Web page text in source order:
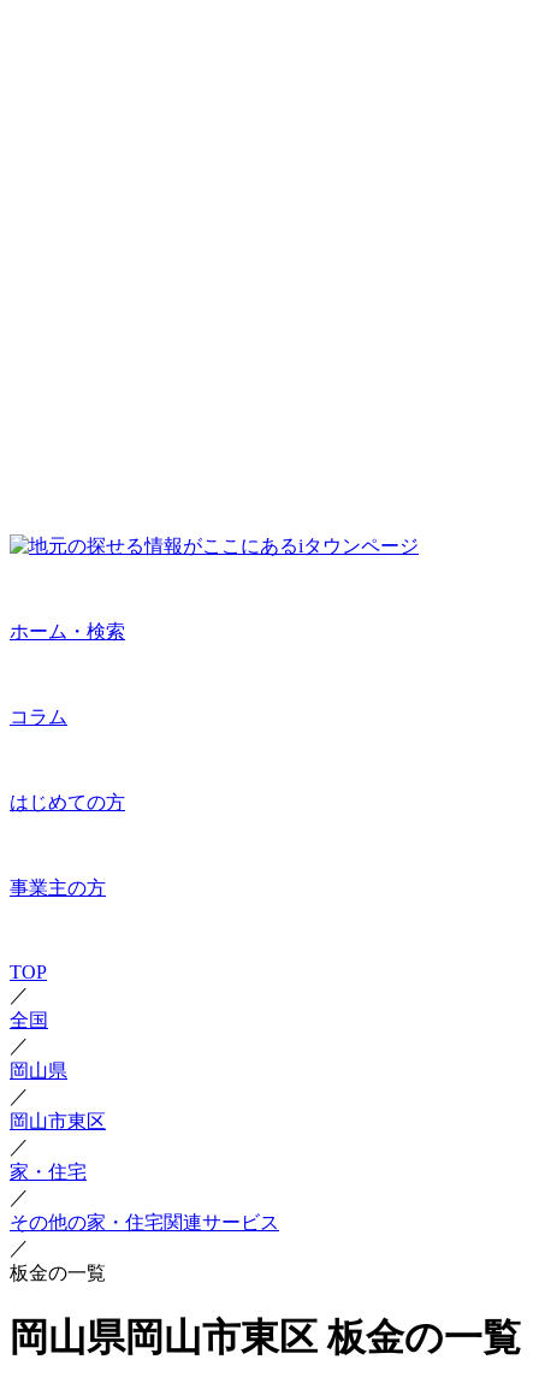
ホーム・検索
コラム
はじめての方
事業主の方
TOP
／
全国
／
岡山県
／
岡山市東区
／
家・住宅
／
その他の家・住宅関連サービス
／
板金の一覧
岡山県岡山市東区 板金の一覧